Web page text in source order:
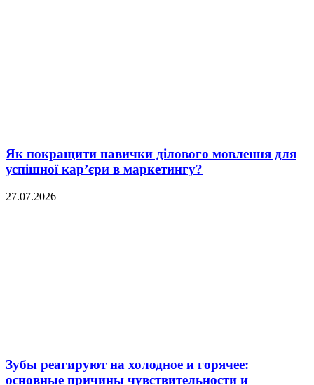
Як покращити навички ділового мовлення для
успішної кар’єри в маркетингу?
27.07.2026
Зубы реагируют на холодное и горячее:
основные причины чувствительности и